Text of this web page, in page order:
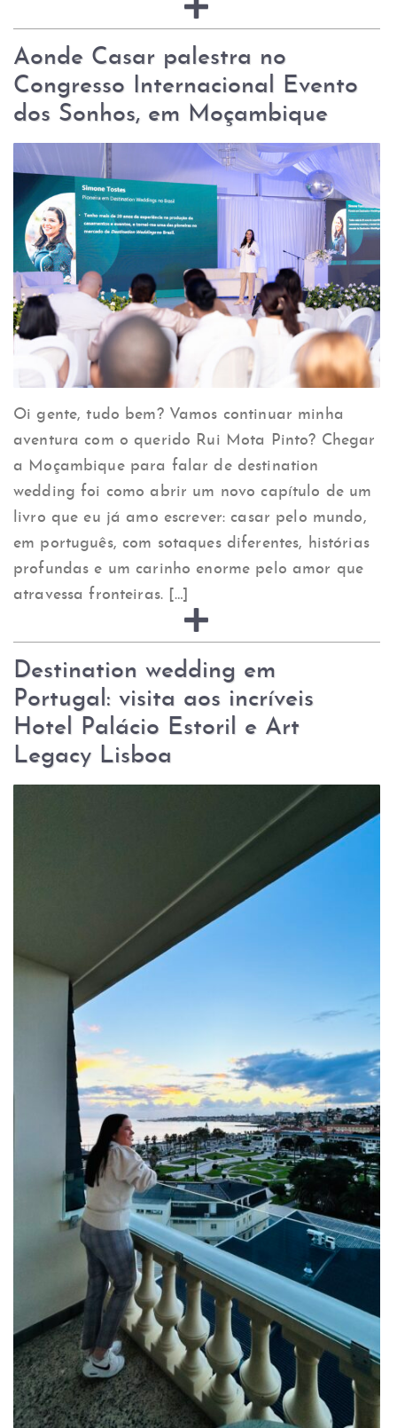
Aonde Casar palestra no
Congresso Internacional Evento
dos Sonhos, em Moçambique
Oi gente, tudo bem? Vamos continuar minha
aventura com o querido Rui Mota Pinto? Chegar
a Moçambique para falar de destination
wedding foi como abrir um novo capítulo de um
livro que eu já amo escrever: casar pelo mundo,
em português, com sotaques diferentes, histórias
profundas e um carinho enorme pelo amor que
atravessa fronteiras. […]
Destination wedding em
Portugal: visita aos incríveis
Hotel Palácio Estoril e Art
Legacy Lisboa